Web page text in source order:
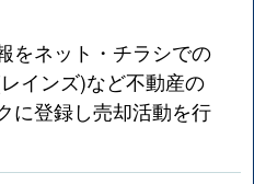
をネット・チラシでの
インズ)など不動産の
に登録し売却活動を行